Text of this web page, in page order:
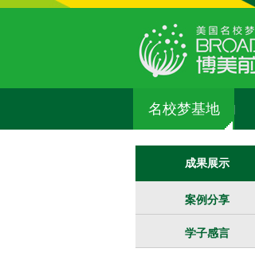
名校梦基地
成果展示
案例分享
学子感言